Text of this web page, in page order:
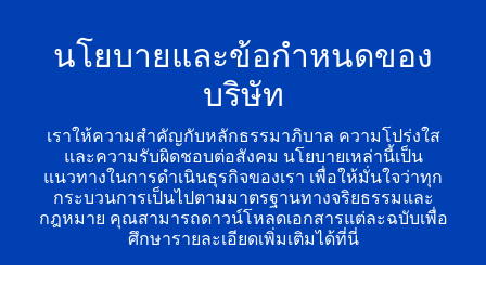
นโยบายและข้อกำหนดของ
บริษัท
เราให้ความสำคัญกับหลักธรรมาภิบาล ความโปร่งใส
และความรับผิดชอบต่อสังคม นโยบายเหล่านี้เป็น
แนวทางในการดำเนินธุรกิจของเรา เพื่อให้มั่นใจว่าทุก
กระบวนการเป็นไปตามมาตรฐานทางจริยธรรมและ
กฎหมาย คุณสามารถดาวน์โหลดเอกสารแต่ละฉบับเพื่อ
ศึกษารายละเอียดเพิ่มเติมได้ที่นี่